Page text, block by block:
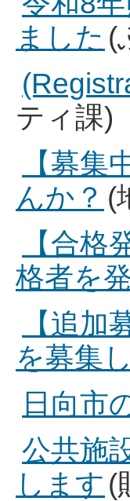
ました (
ティ課)
【募
んか？ (
【合
格者を
【追
を募集
日向市
公共施
します (